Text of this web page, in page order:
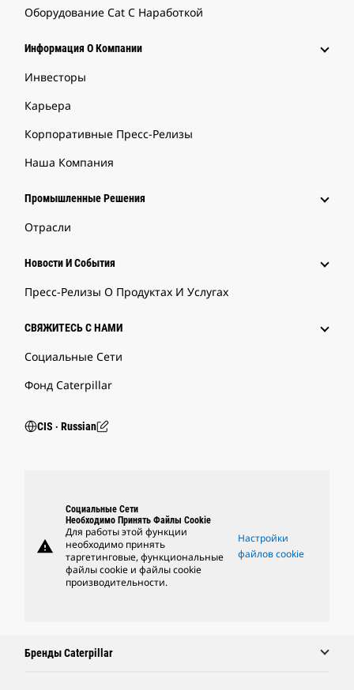
Оборудование Cat С Наработкой
Информация О Компании
Инвесторы
Карьера
Корпоративные Пресс-Релизы
Наша Компания
Промышленные Решения
Отрасли
Новости И События
Пресс-Релизы О Продуктах И Услугах
СВЯЖИТЕСЬ С НАМИ
Социальные Сети
Фонд Caterpillar
CIS ‧ Russian
warning
Социальные Сети
Необходимо Принять Файлы Cookie
Для работы этой функции
необходимо принять
таргетинговые, функциональные
файлы cookie и файлы cookie
производительности.
Настройки
файлов cookie
Бренды Caterpillar